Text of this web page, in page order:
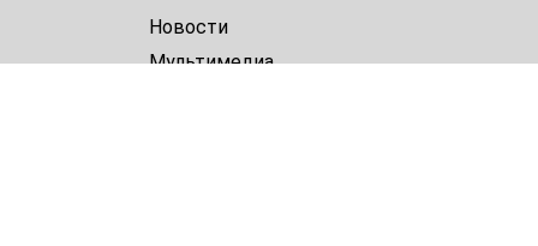
Новости
Мультимедиа